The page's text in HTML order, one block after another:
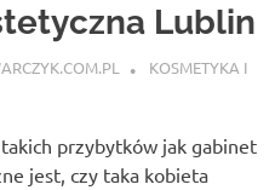
Lublin
KOSMETYKA I
przybytków jak gabinet
jest, czy taka kobieta